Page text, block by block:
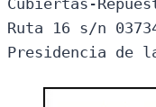
Ruta 16 s/n
Presidencia de